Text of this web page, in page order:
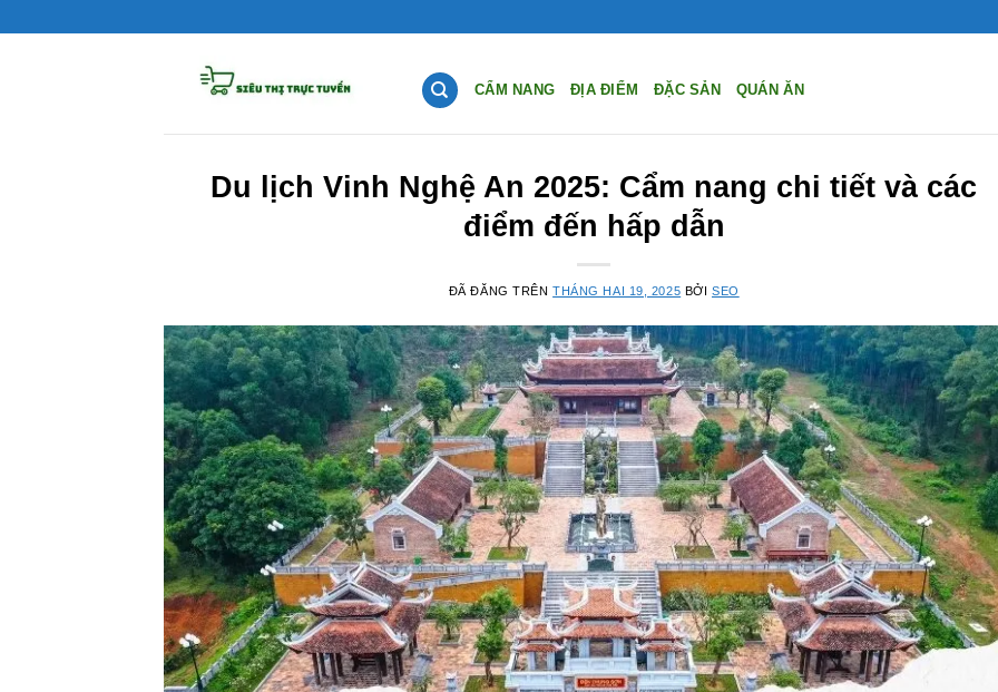
CẨM NANG ĐỊA ĐIỂM ĐẶC SẢN QUÁN ĂN
Du lịch Vinh Nghệ An 2025: Cẩm nang chi tiết và các
điểm đến hấp dẫn
ĐÃ ĐĂNG TRÊNTHÁNG HAI 19, 2025 BỞI SEO